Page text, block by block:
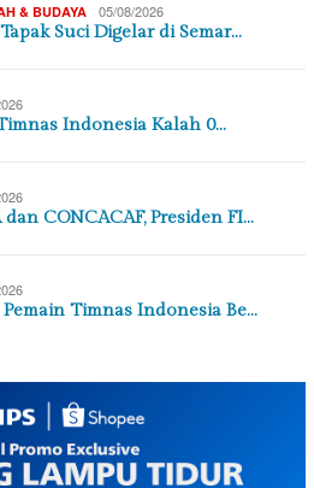
& BUDAYA 05/08/2026
Suci Digelar di Semar…
Indonesia Kalah 0…
CONCACAF, Presiden FI…
Timnas Indonesia Be…